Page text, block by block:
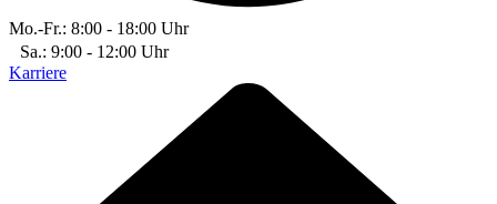
Mo.-Fr.: 8:00 - 18:00 Uhr
Sa.: 9:00 - 12:00 Uhr
Karriere